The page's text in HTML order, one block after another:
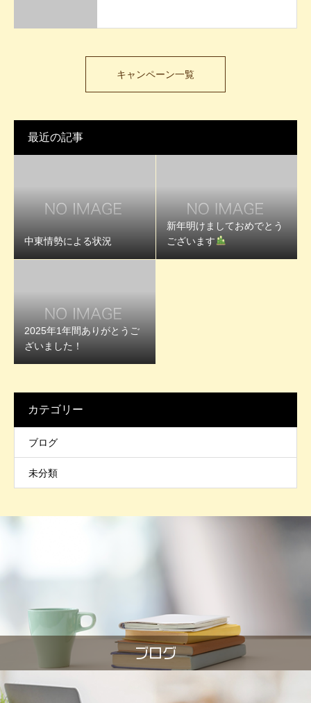
キャンペーン一覧
最近の記事
中東情勢による状況
新年明けましておめでとう
ございます
2025年1年間ありがとうご
ざいました！
カテゴリー
ブログ
未分類
ブログ